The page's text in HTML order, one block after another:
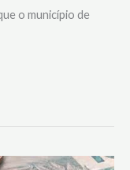
o município de